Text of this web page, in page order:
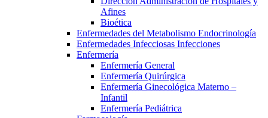
Afines
Bioética
Enfermedades del Metabolismo Endocrinología
Enfermedades Infecciosas Infecciones
Enfermería
Enfermería General
Enfermería Quirúrgica
Enfermería Ginecológica Materno –
Infantil
Enfermería Pediátrica